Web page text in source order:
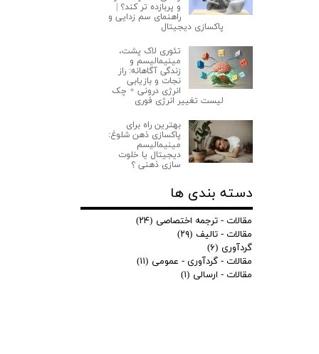
و پربازده‌ تر کند؟ |
راهنمای سم زدایی و
پاکسازی دیجیتال
تئوری لاک‌ پشت،
مینیمالیسم و
زندگی آگاهانه: راز
نجات و بازیابی
انرژی درونی + چک
لیست تغییر انرژی فوری
بهترین راه برای
پاکسازی ذهن شلوغ:
مینیمالیسم
دیجیتال یا خلوت‌
سازی ذهنی ؟
دسته بندی ها
مقالات - ترجمه اختصاصی (۲۴)
مقالات - تالیف (۲۹)
گردآوری (۶)
مقالات - گردآوری - عمومی (۱۱)
مقالات - ارسالی (۱)